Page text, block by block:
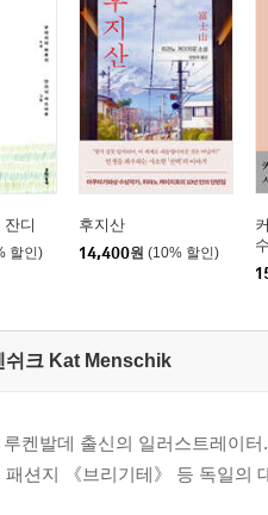
디
할인)
후지산
14,400원 (10% 할인)
쉬크 Kat Menschik
루켄발데 출신의 일러스트레이
패션지 《브리기테》 등 독일의